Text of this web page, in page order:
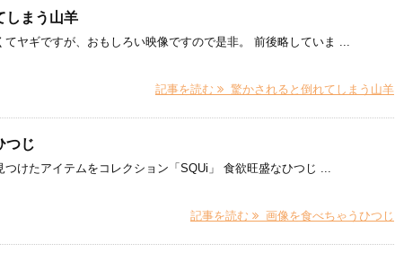
しまう山羊
ヤギですが、おもしろい映像ですので是非。 前後略していま ...
記事を読む 驚かされると倒れてしまう山羊
つじ
けたアイテムをコレクション「SQUi」 食欲旺盛なひつじ ...
記事を読む 画像を食べちゃうひつじ